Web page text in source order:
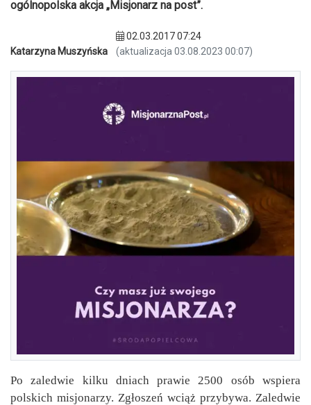
ogólnopolska akcja „Misjonarz na post”.
Katarzyna Muszyńska
02.03.2017 07:24
(aktualizacja 03.08.2023 00:07)
Po zaledwie kilku dniach prawie 2500 osób wspiera
polskich misjonarzy. Zgłoszeń wciąż przybywa. Zaledwie